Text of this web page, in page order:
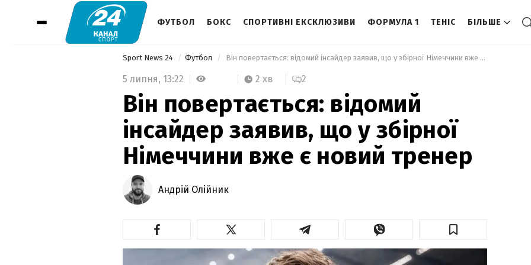
ФУТБОЛ БОКС СПОРТИВНІ ЕКСКЛЮЗИВИ ФОРМУЛА 1 ТЕНІС БІЛЬШЕ
Sport News 24 Футбол Він повертається: відомий інсайдер заявив, що у збірної Німеччини вже є новий тренер
5 липня, 13:22 2 хв 2
Він повертається: відомий
інсайдер заявив, що у збірної
Німеччини вже є новий тренер
Андрій Олійник